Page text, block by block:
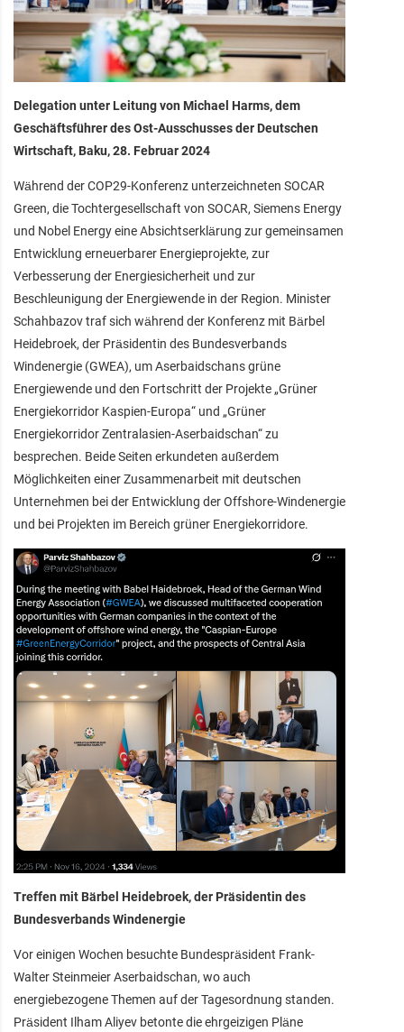
Delegation unter Leitung von Michael Harms, dem
Geschäftsführer des Ost-Ausschusses der Deutschen
Wirtschaft, Baku, 28. Februar 2024
Während der COP29-Konferenz unterzeichneten SOCAR
Green, die Tochtergesellschaft von SOCAR, Siemens Energy
und Nobel Energy eine Absichtserklärung zur gemeinsamen
Entwicklung erneuerbarer Energieprojekte, zur
Verbesserung der Energiesicherheit und zur
Beschleunigung der Energiewende in der Region. Minister
Schahbazov traf sich während der Konferenz mit Bärbel
Heidebroek, der Präsidentin des Bundesverbands
Windenergie (GWEA), um Aserbaidschans grüne
Energiewende und den Fortschritt der Projekte „Grüner
Energiekorridor Kaspien-Europa“ und „Grüner
Energiekorridor Zentralasien-Aserbaidschan“ zu
besprechen. Beide Seiten erkundeten außerdem
Möglichkeiten einer Zusammenarbeit mit deutschen
Unternehmen bei der Entwicklung der Offshore-Windenergie
und bei Projekten im Bereich grüner Energiekorridore.
Treffen mit Bärbel Heidebroek, der Präsidentin des
Bundesverbands Windenergie
Vor einigen Wochen besuchte Bundespräsident Frank-
Walter Steinmeier Aserbaidschan, wo auch
energiebezogene Themen auf der Tagesordnung standen.
Präsident Ilham Aliyev betonte die ehrgeizigen Pläne